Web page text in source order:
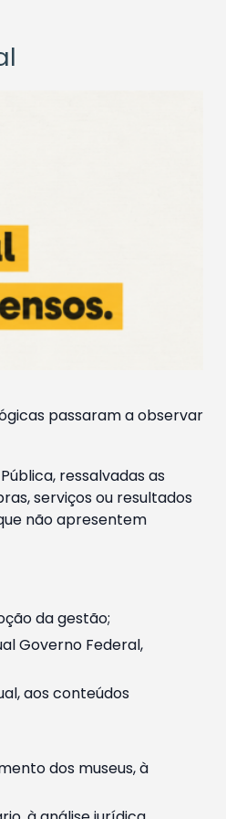
passaram a observar
ressalvadas as
serviços ou resultados
não apresentem
da gestão;
Governo Federal,
aos conteúdos
dos museus, à